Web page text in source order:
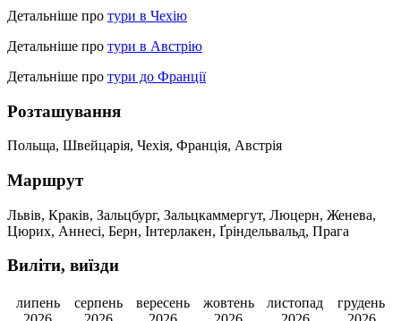
Детальніше про тури в Чехію
Детальніше про тури в Австрію
Детальніше про тури до Франції
Розташування
Польща, Швейцарія, Чехія, Франція, Австрія
Маршрут
Львів, Краків, Зальцбург, Зальцкаммергут, Люцерн, Женева,
Цюрих, Аннесі, Берн, Інтерлакен, Ґріндельвальд, Прага
Виліти, виїзди
липень
серпень
вересень
жовтень
листопад
грудень